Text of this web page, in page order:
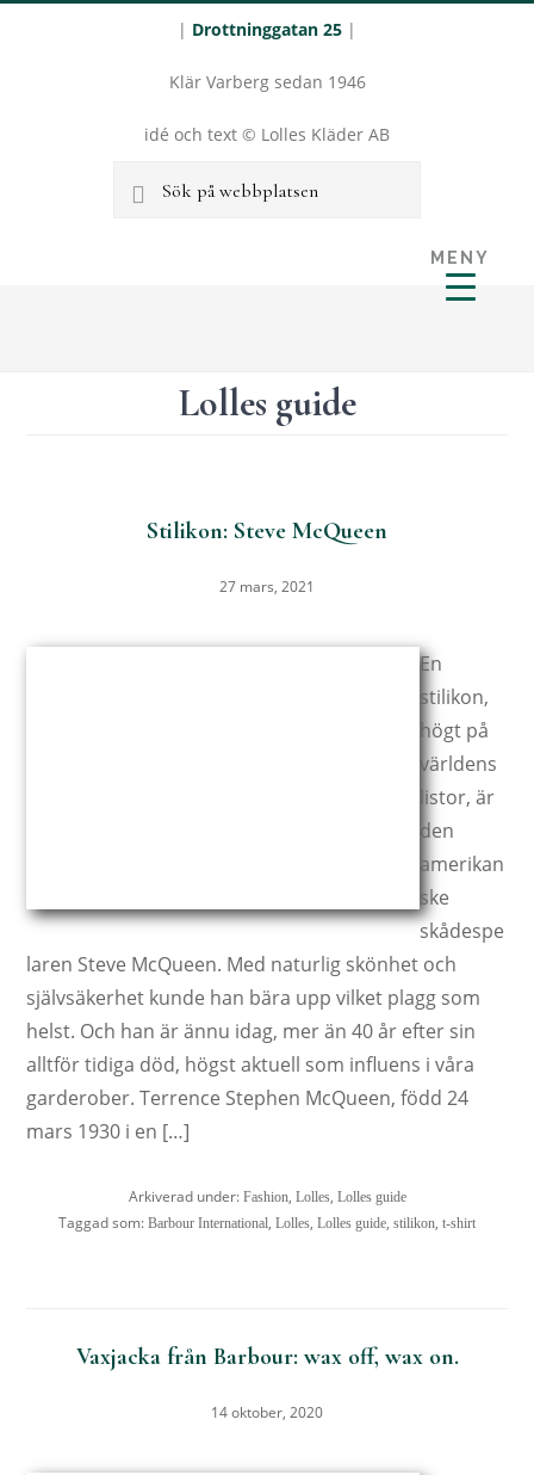
| Drottninggatan 25 |
Klär Varberg sedan 1946
idé och text © Lolles Kläder AB
Sök
Lolles guide
Stilikon: Steve McQueen
27 mars, 2021
En
stilikon,
högt på
världens
listor, är
den
amerikan
ske
skådespe
laren Steve McQueen. Med naturlig skönhet och
självsäkerhet kunde han bära upp vilket plagg som
helst. Och han är ännu idag, mer än 40 år efter sin
alltför tidiga död, högst aktuell som influens i våra
garderober. Terrence Stephen McQueen, född 24
mars 1930 i en […]
Arkiverad under: Fashion, Lolles, Lolles guide
Taggad som: Barbour International, Lolles, Lolles guide, stilikon, t-shirt
Vaxjacka från Barbour: wax off, wax on.
14 oktober, 2020
MENY